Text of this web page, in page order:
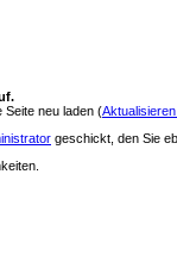
Seite neu laden (
geschickt, den Sie